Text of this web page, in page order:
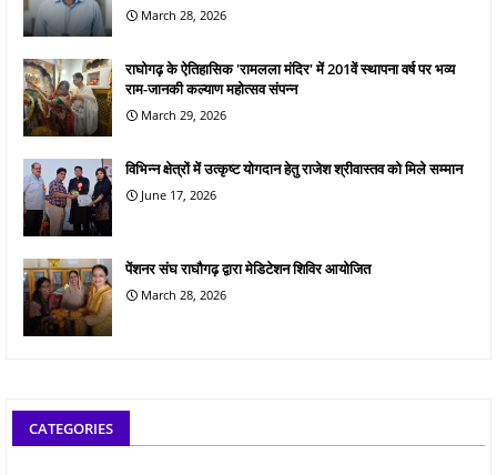
March 28, 2026
राघोगढ़ के ऐतिहासिक 'रामलला मंदिर' में 201वें स्थापना वर्ष पर भव्य
राम-जानकी कल्याण महोत्सव संपन्न
March 29, 2026
विभिन्न क्षेत्रों में उत्कृष्ट योगदान हेतु राजेश श्रीवास्तव को मिले सम्मान
June 17, 2026
पेंशनर संघ राघौगढ़ द्वारा मेडिटेशन शिविर आयोजित
March 28, 2026
CATEGORIES